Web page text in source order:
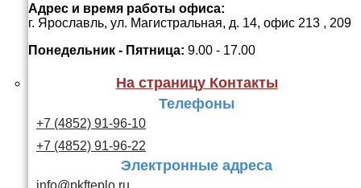
Адрес и время работы офиса:
г. Ярославль, ул. Магистральная, д. 14, офис 213 , 209
Понедельник - Пятница: 9.00 - 17.00
На страницу Контакты
Телефоны
+7 (4852) 91-96-10
+7 (4852) 91-96-22
Электронные адреса
info@pkfteplo.ru